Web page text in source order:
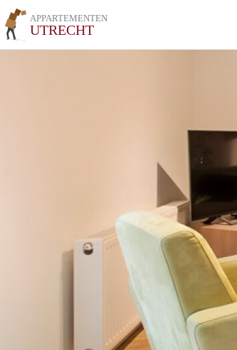
APPARTEMENTEN
UTRECHT